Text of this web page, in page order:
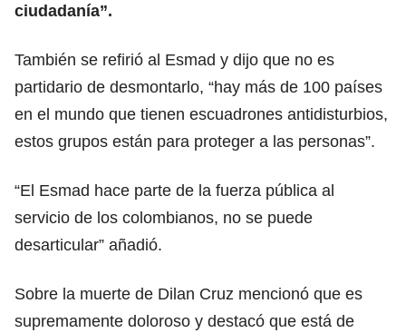
ciudadanía”.
También se refirió al Esmad y dijo que no es
partidario de desmontarlo, “hay más de 100 países
en el mundo que tienen escuadrones antidisturbios,
estos grupos están para proteger a las personas”.
“El Esmad hace parte de la fuerza pública al
servicio de los colombianos, no se puede
desarticular” añadió.
Sobre la muerte de Dilan Cruz mencionó que es
supremamente doloroso y destacó que está de